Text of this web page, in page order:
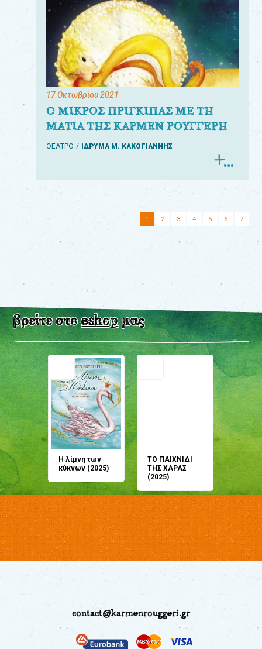
17 Οκτωβρίου 2021
Ο ΜΙΚΡΟΣ ΠΡΙΓΚΙΠΑΣ ΜΕ ΤΗ
ΜΑΤΙΑ ΤΗΣ ΚΑΡΜΕΝ ΡΟΥΓΓΕΡΗ
ΘΕΑΤΡΟ ΙΔΡΥΜΑ Μ. ΚΑΚΟΓΙΑΝΝΗΣ
1 2 3 4 5 6 7
βρείτε στοeshopμας
Η λίμνη των
κύκνων (2025)
ΤΟ ΠΑΙΧΝΙΔΙ
ΤΗΣ ΧΑΡΑΣ
(2025)
μου;
(2024)
contact@karmenrouggeri.gr